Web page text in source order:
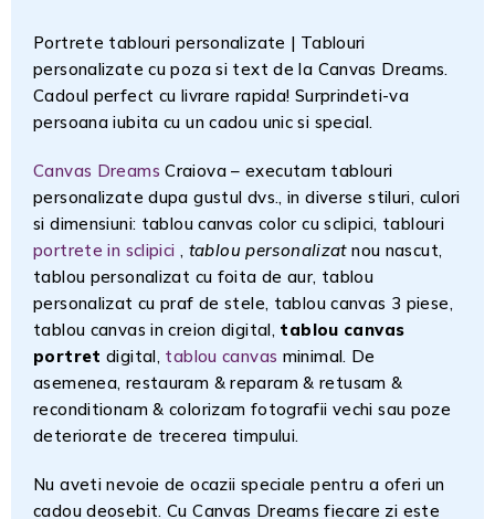
Portrete tablouri personalizate | Tablouri
personalizate cu poza si text de la Canvas Dreams.
Cadoul perfect cu livrare rapida! Surprindeti-va
persoana iubita cu un cadou unic si special.
Canvas DreamsCraiova – executam tablouri
personalizate dupa gustul dvs., in diverse stiluri, culori
si dimensiuni: tablou canvas color cu sclipici, tablouri
portrete in sclipici , tablou personalizatnou nascut,
tablou personalizat cu foita de aur, tablou
personalizat cu praf de stele, tablou canvas 3 piese,
tablou canvas in creion digital, tablou canvas
portret digital, tablou canvas minimal. De
asemenea, restauram & reparam & retusam &
reconditionam & colorizam fotografii vechi sau poze
deteriorate de trecerea timpului.
Nu aveti nevoie de ocazii speciale pentru a oferi un
cadou deosebit. Cu Canvas Dreams fiecare zi este